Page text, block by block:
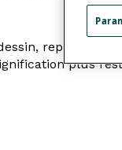
,
plus